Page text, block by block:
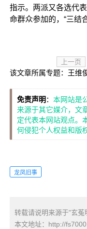
指示。两派又各选代
命群众参加的，“三结
上一页
该文章所属专题： 王维
免责声明 ： 本网站是
来源于其它媒介，文
定代表本网站观点。
何侵犯个人权益和版
龙凤旧事
转载请说明来源于"玄
本文地址： http://